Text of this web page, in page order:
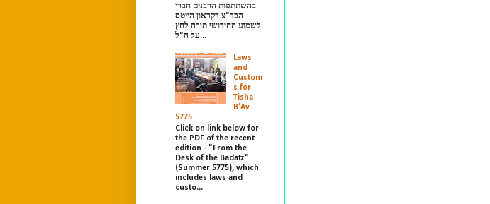
בהשתתפות הרבנים חברי
הבד"צ דקראון הייטס
לשמוע החידושי תורה לחץ
על ה"ל...
Laws
and
Custom
s for
Tisha
B'Av
5775
Click on link below for
the PDF of the recent
edition - "From the
Desk of the Badatz"
(Summer 5775), which
includes laws and
custo...